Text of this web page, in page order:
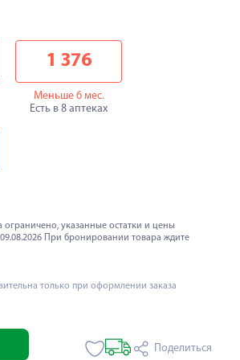
1 376
Меньше 6 мес.
Есть в 8 аптеках
ограничено, указанные остатки и цены
При бронировании товара ждите
только при оформлении заказа
Поделиться